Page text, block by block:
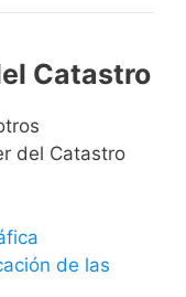
Catastro
del Catastro
de las